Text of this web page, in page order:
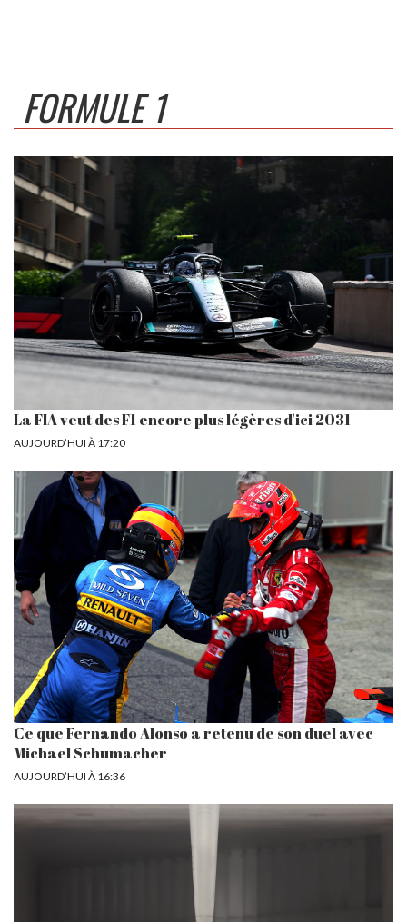
FORMULE 1
La FIA veut des F1 encore plus légères d'ici 2031
AUJOURD’HUI À 17:20
Ce que Fernando Alonso a retenu de son duel avec
Michael Schumacher
AUJOURD’HUI À 16:36